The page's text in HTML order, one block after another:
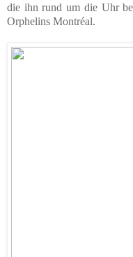
die ihn rund um die Uhr
Orphelins Montréal.